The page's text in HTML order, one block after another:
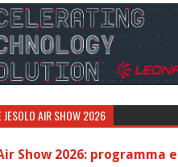
JESOLO AIR SHOW 2026
Show 2026: programma e